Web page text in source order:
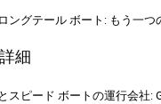
ングテール ボート: もう一
細
スピード ボートの運行会社: